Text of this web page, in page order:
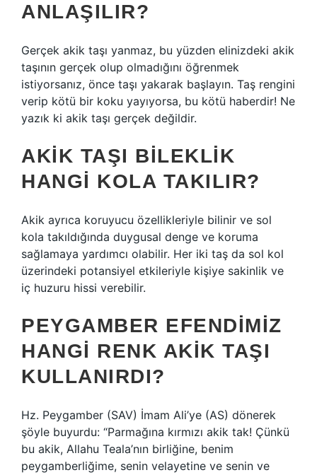
ANLAŞILIR?
Gerçek akik taşı yanmaz, bu yüzden elinizdeki akik
taşının gerçek olup olmadığını öğrenmek
istiyorsanız, önce taşı yakarak başlayın. Taş rengini
verip kötü bir koku yayıyorsa, bu kötü haberdir! Ne
yazık ki akik taşı gerçek değildir.
AKIK TAŞI BILEKLIK
HANGI KOLA TAKILIR?
Akik ayrıca koruyucu özellikleriyle bilinir ve sol
kola takıldığında duygusal denge ve koruma
sağlamaya yardımcı olabilir. Her iki taş da sol kol
üzerindeki potansiyel etkileriyle kişiye sakinlik ve
iç huzuru hissi verebilir.
PEYGAMBER EFENDIMIZ
HANGI RENK AKIK TAŞI
KULLANIRDI?
Hz. Peygamber (SAV) İmam Ali’ye (AS) dönerek
şöyle buyurdu: “Parmağına kırmızı akik tak! Çünkü
bu akik, Allahu Teala’nın birliğine, benim
peygamberliğime, senin velayetine ve senin ve